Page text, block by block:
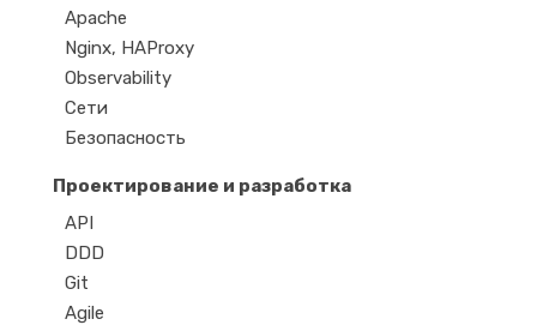
Apache
Nginx, HAProxy
Observability
Сети
Безопасность
Проектирование и разработка
API
DDD
Git
Agile